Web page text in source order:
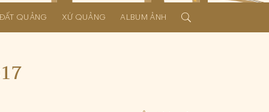
QUẢNG XỨ QUẢNG ALBUM ẢNH